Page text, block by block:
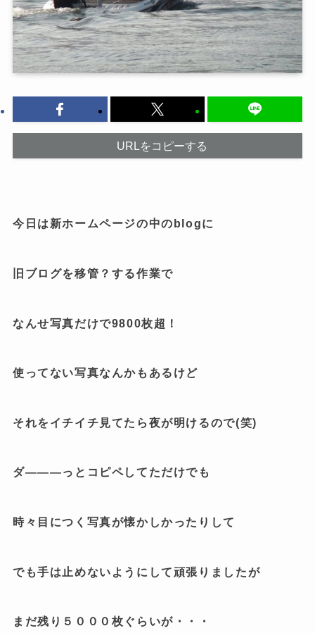
URLをコピーする
今日は新ホームページの中のblogに
旧ブログを移管？する作業で
なんせ写真だけで9800枚超！
使ってない写真なんかもあるけど
それをイチイチ見てたら夜が明けるので(笑)
ダ―――っとコピペしてただけでも
時々目につく写真が懐かしかったりして
でも手は止めないようにして頑張りましたが
まだ残り５０００枚ぐらいが・・・